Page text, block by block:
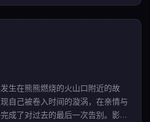
生在熊熊燃烧的火山口附近的故
自己被卷入时间的漩涡，在亲情与
成了对过去的最后一次告别。影片